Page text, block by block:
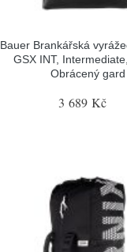
Bauer Brankářská
GSX INT,
Obrácený gard
3 689 Kč